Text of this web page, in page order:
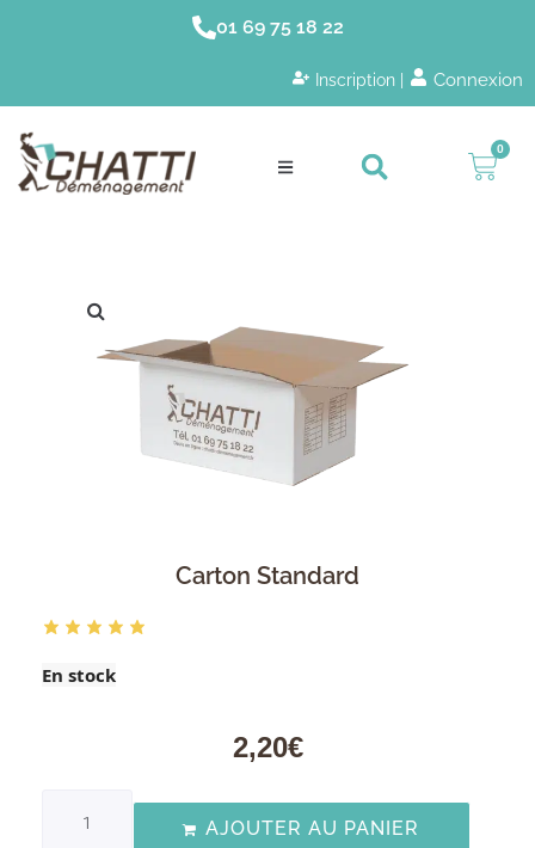
01 69 75 18 22
Inscription | Connexion
0
Carton Standard
En stock
2,20€
AJOUTER AU PANIER